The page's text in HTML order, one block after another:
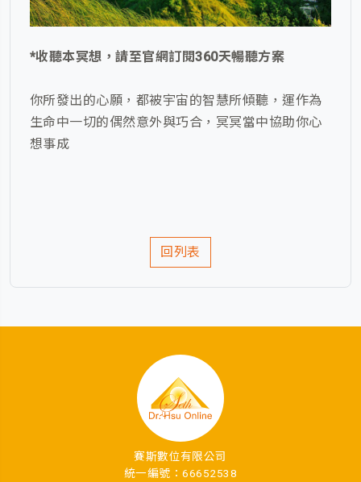
*收聽本冥想，請至官網訂閱360天暢聽方案
你所發出的心願，都被宇宙的智慧所傾聽，運作為
生命中一切的偶然意外與巧合，冥冥當中協助你心
想事成
回列表
賽斯數位有限公司
統一編號：66652538